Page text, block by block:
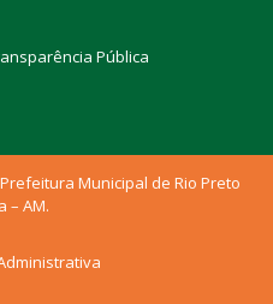
Pública
Municipal de Rio Preto
– AM.